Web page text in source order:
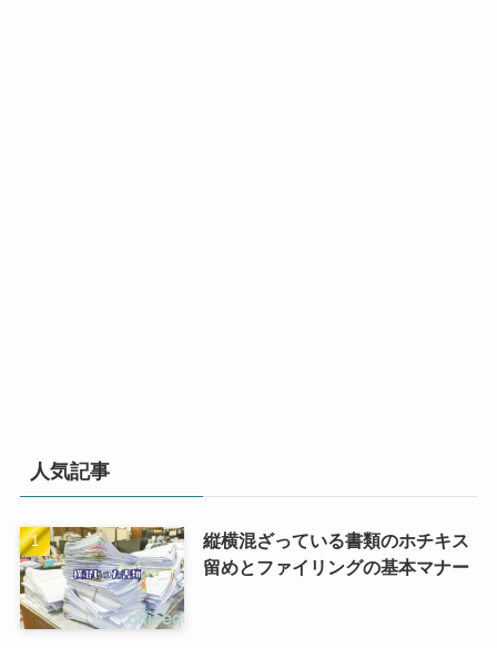
人気記事
縦横混ざっている書類のホチキス
留めとファイリングの基本マナー